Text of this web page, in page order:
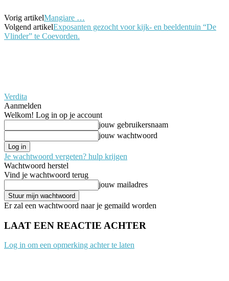
Vorig artikelMangiare …
Volgend artikelExposanten gezocht voor kijk- en beeldentuin “De
Vlinder” te Coevorden.
Verdita
Aanmelden
Welkom! Log in op je account
jouw gebruikersnaam
jouw wachtwoord
Je wachtwoord vergeten? hulp krijgen
Wachtwoord herstel
Vind je wachtwoord terug
jouw mailadres
Er zal een wachtwoord naar je gemaild worden
LAAT EEN REACTIE ACHTER
Log in om een opmerking achter te laten